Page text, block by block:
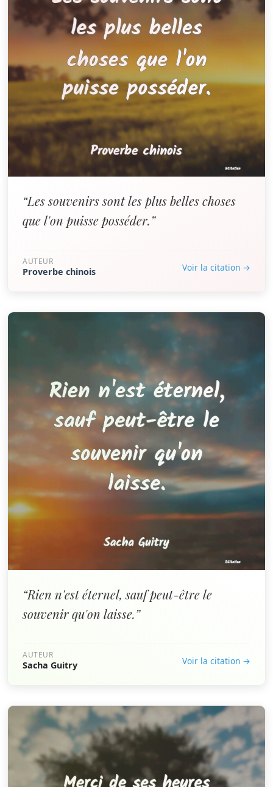
“Les souvenirs sont les plus belles choses
que l'on puisse posséder.”
AUTEUR
Proverbe chinois Voir la citation →
“Rien n'est éternel, sauf peut-être le
souvenir qu'on laisse.”
AUTEUR
Sacha Guitry Voir la citation →